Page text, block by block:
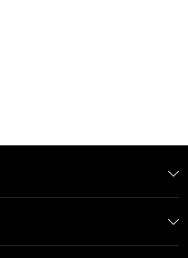
keystone.
KS